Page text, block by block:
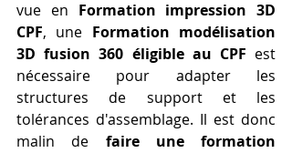
vue en Formation impression 3D
CPF, une Formation modélisation
3D fusion 360 éligible au CPF est
nécessaire pour adapter les
structures de support et les
tolérances d'assemblage. Il est donc
malin de faire une formation